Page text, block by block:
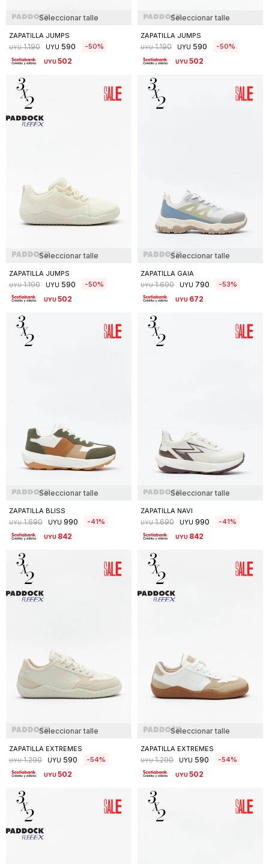
Seleccionar talle
ZAPATILLA JUMPS
UYU 1.190 UYU 590 50
UYU502
Seleccionar talle
ZAPATILLA JUMPS
UYU 1.190 UYU 590 50
UYU502
Seleccionar talle
ZAPATILLA JUMPS
UYU 1.190 UYU 590 50
UYU502
Seleccionar talle
ZAPATILLA GAIA
UYU 1.690 UYU 790 53
UYU 672
Seleccionar talle
ZAPATILLA BLISS
UYU 1.690 UYU 990 41
UYU 842
Seleccionar talle
ZAPATILLA NAVI
UYU 1.690 UYU 990 41
UYU 842
Seleccionar talle
ZAPATILLA EXTREMES
UYU 1.290 UYU 590 54
UYU502
Seleccionar talle
ZAPATILLA EXTREMES
UYU 1.290 UYU 590 54
UYU502